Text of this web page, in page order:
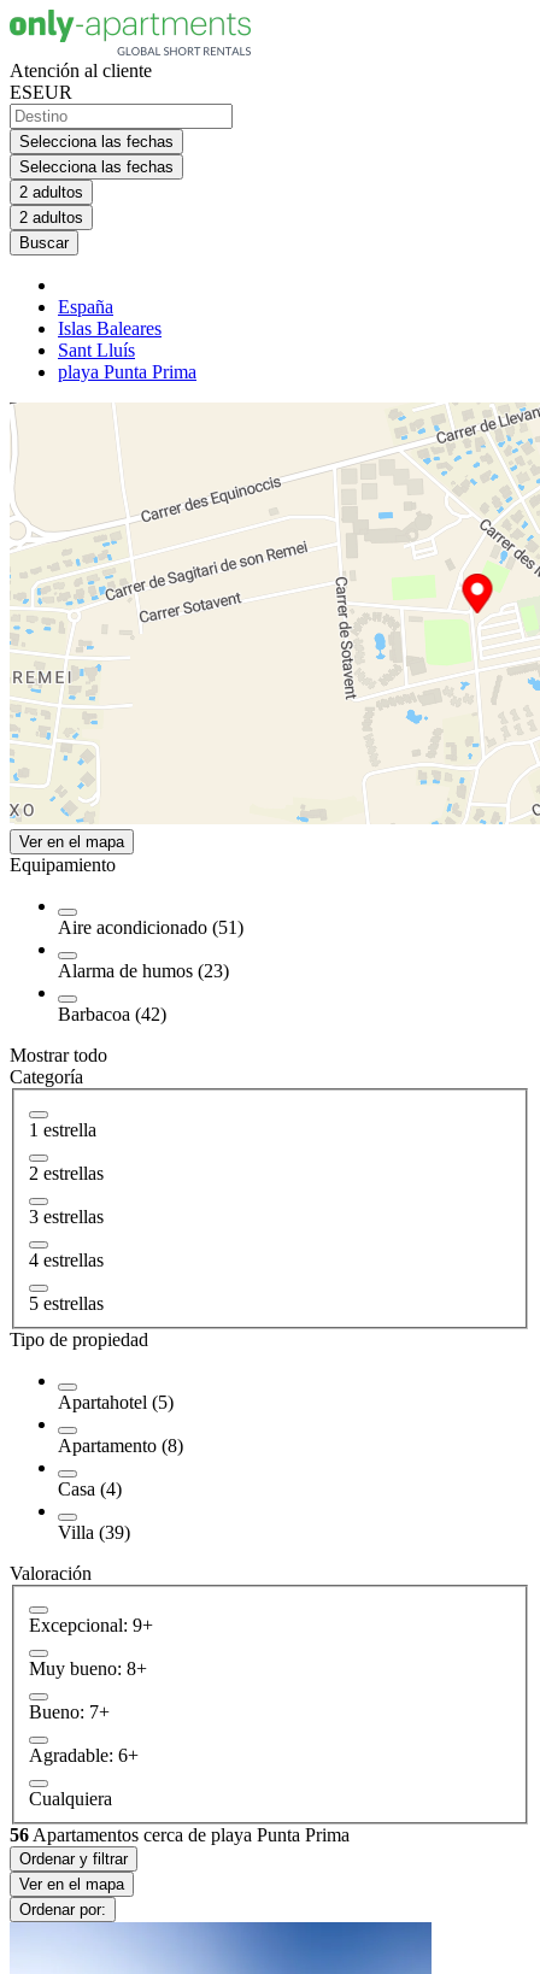
Atención al cliente
ESEUR
Selecciona las fechas
Selecciona las fechas
2 adultos
2 adultos
Buscar
España
Islas Baleares
Sant Lluís
playa Punta Prima
Ver en el mapa
Equipamiento
Aire acondicionado (51)
Alarma de humos (23)
Barbacoa (42)
Mostrar todo
Categoría
1 estrella
2 estrellas
3 estrellas
4 estrellas
5 estrellas
Tipo de propiedad
Apartahotel (5)
Apartamento (8)
Casa (4)
Villa (39)
Valoración
Excepcional: 9+
Muy bueno: 8+
Bueno: 7+
Agradable: 6+
Cualquiera
56 Apartamentos cerca de playa Punta Prima
Ordenar y filtrar
Ver en el mapa
Ordenar por: